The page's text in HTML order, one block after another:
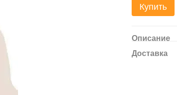
Купить
Описание
Доставка